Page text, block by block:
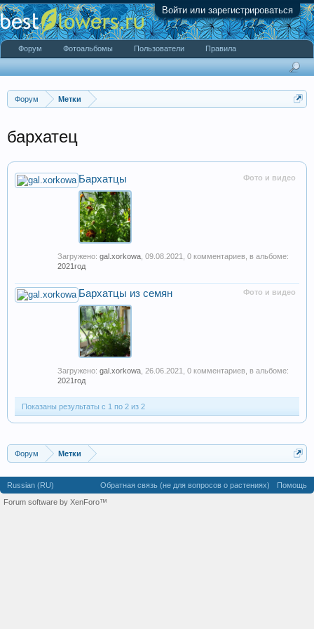
Войти или зарегистрироваться
Форум Метки
бархатец
Фото и видео
Бархатцы
Загружено: gal.xorkowa 09.08.2021
, 0 комментариев, в альбоме:
2021год
Фото и видео
Бархатцы из семян
Загружено: gal.xorkowa 26.06.2021
, 0 комментариев, в альбоме:
2021год
Показаны результаты с 1 по 2 из 2
Форум Метки
Форум Фотоальбомы Пользователи Правила
Russian (RU) Обратная связь (не для вопросов о растениях)
Помощь
Forum software by XenForo™